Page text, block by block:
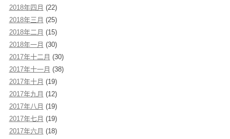
2018年四月 (22)
2018年三月 (25)
2018年二月 (15)
2018年一月 (30)
2017年十二月 (30)
2017年十一月 (38)
2017年十月 (19)
2017年九月 (12)
2017年八月 (19)
2017年七月 (19)
2017年六月 (18)